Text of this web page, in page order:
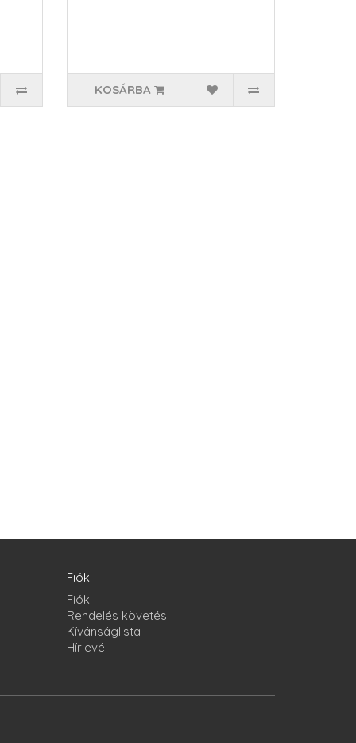
KOSÁRBA
Fiók
Fiók
Rendelés követés
Kívánságlista
Hírlevél